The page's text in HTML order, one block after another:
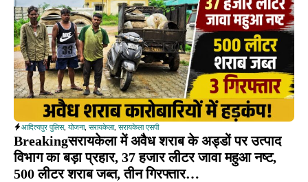
आदित्यपुर पुलिस, योजना, सरायकेला, सरायकेला एसपी
Breakingसरायकेला में अवैध शराब के अड्डों पर उत्पाद
विभाग का बड़ा प्रहार, 37 हजार लीटर जावा महुआ नष्ट,
500 लीटर शराब जब्त, तीन गिरफ्तार…